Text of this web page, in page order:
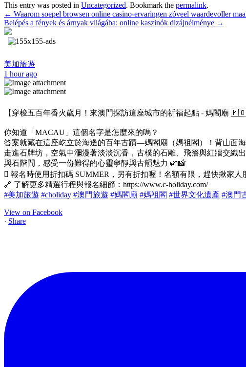
This entry was posted in Uncategorized. Bookmark the permalink.
← Waarom soepel browsen online casino-ervaringen zóveel waardevoller
Belépés a fények és árnyak világába: online kaszinók dizájnélménye →
美加旅遊
1 hour ago
【穿梭五百年香火歲月！來澳門探訪這座城市的祈福起點 - 媽閣廟
你知道「MACAU」這個名字是怎麼來的嗎？
答案就藏在這座屹立於海邊的百年古蹟—媽閣廟（媽祖閣）！背山面
走進石牌坊，空氣中瀰漫著淡淡沉香，古樸的石雕、飛簷與紅牆交織
與石階間，感受一份難得的心靈寧靜與古韻魅力 🌿📸
🪎 報名時使用折扣碼 SUMMER，另有折扣喔！名額有限，趕快揪家人
🔗 了解更多精選行程與報名細節：https://www.c-holiday.com/
#美加旅遊 #choliday #澳門旅遊 #媽閣廟 #媽祖閣 #世界文化遺產 #澳門
View on Facebook
· Share